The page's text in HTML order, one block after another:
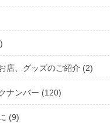
店、グッズのご紹介 (2)
ナンバー (120)
(9)